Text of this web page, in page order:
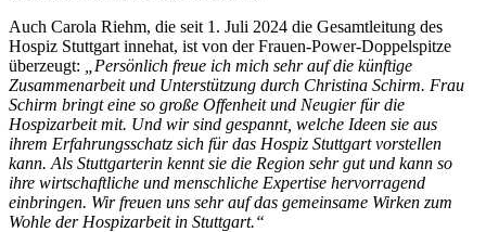
Auch Carola Riehm, die seit 1. Juli 2024 die Gesamtleitung des
Hospiz Stuttgart innehat, ist von der Frauen-Power-Doppelspitze
überzeugt: „Persönlich freue ich mich sehr auf die künftige
Zusammenarbeit und Unterstützung durch Christina Schirm. Frau
Schirm bringt eine so große Offenheit und Neugier für die
Hospizarbeit mit. Und wir sind gespannt, welche Ideen sie aus
ihrem Erfahrungsschatz sich für das Hospiz Stuttgart vorstellen
kann. Als Stuttgarterin kennt sie die Region sehr gut und kann so
ihre wirtschaftliche und menschliche Expertise hervorragend
einbringen. Wir freuen uns sehr auf das gemeinsame Wirken zum
Wohle der Hospizarbeit in Stuttgart.“